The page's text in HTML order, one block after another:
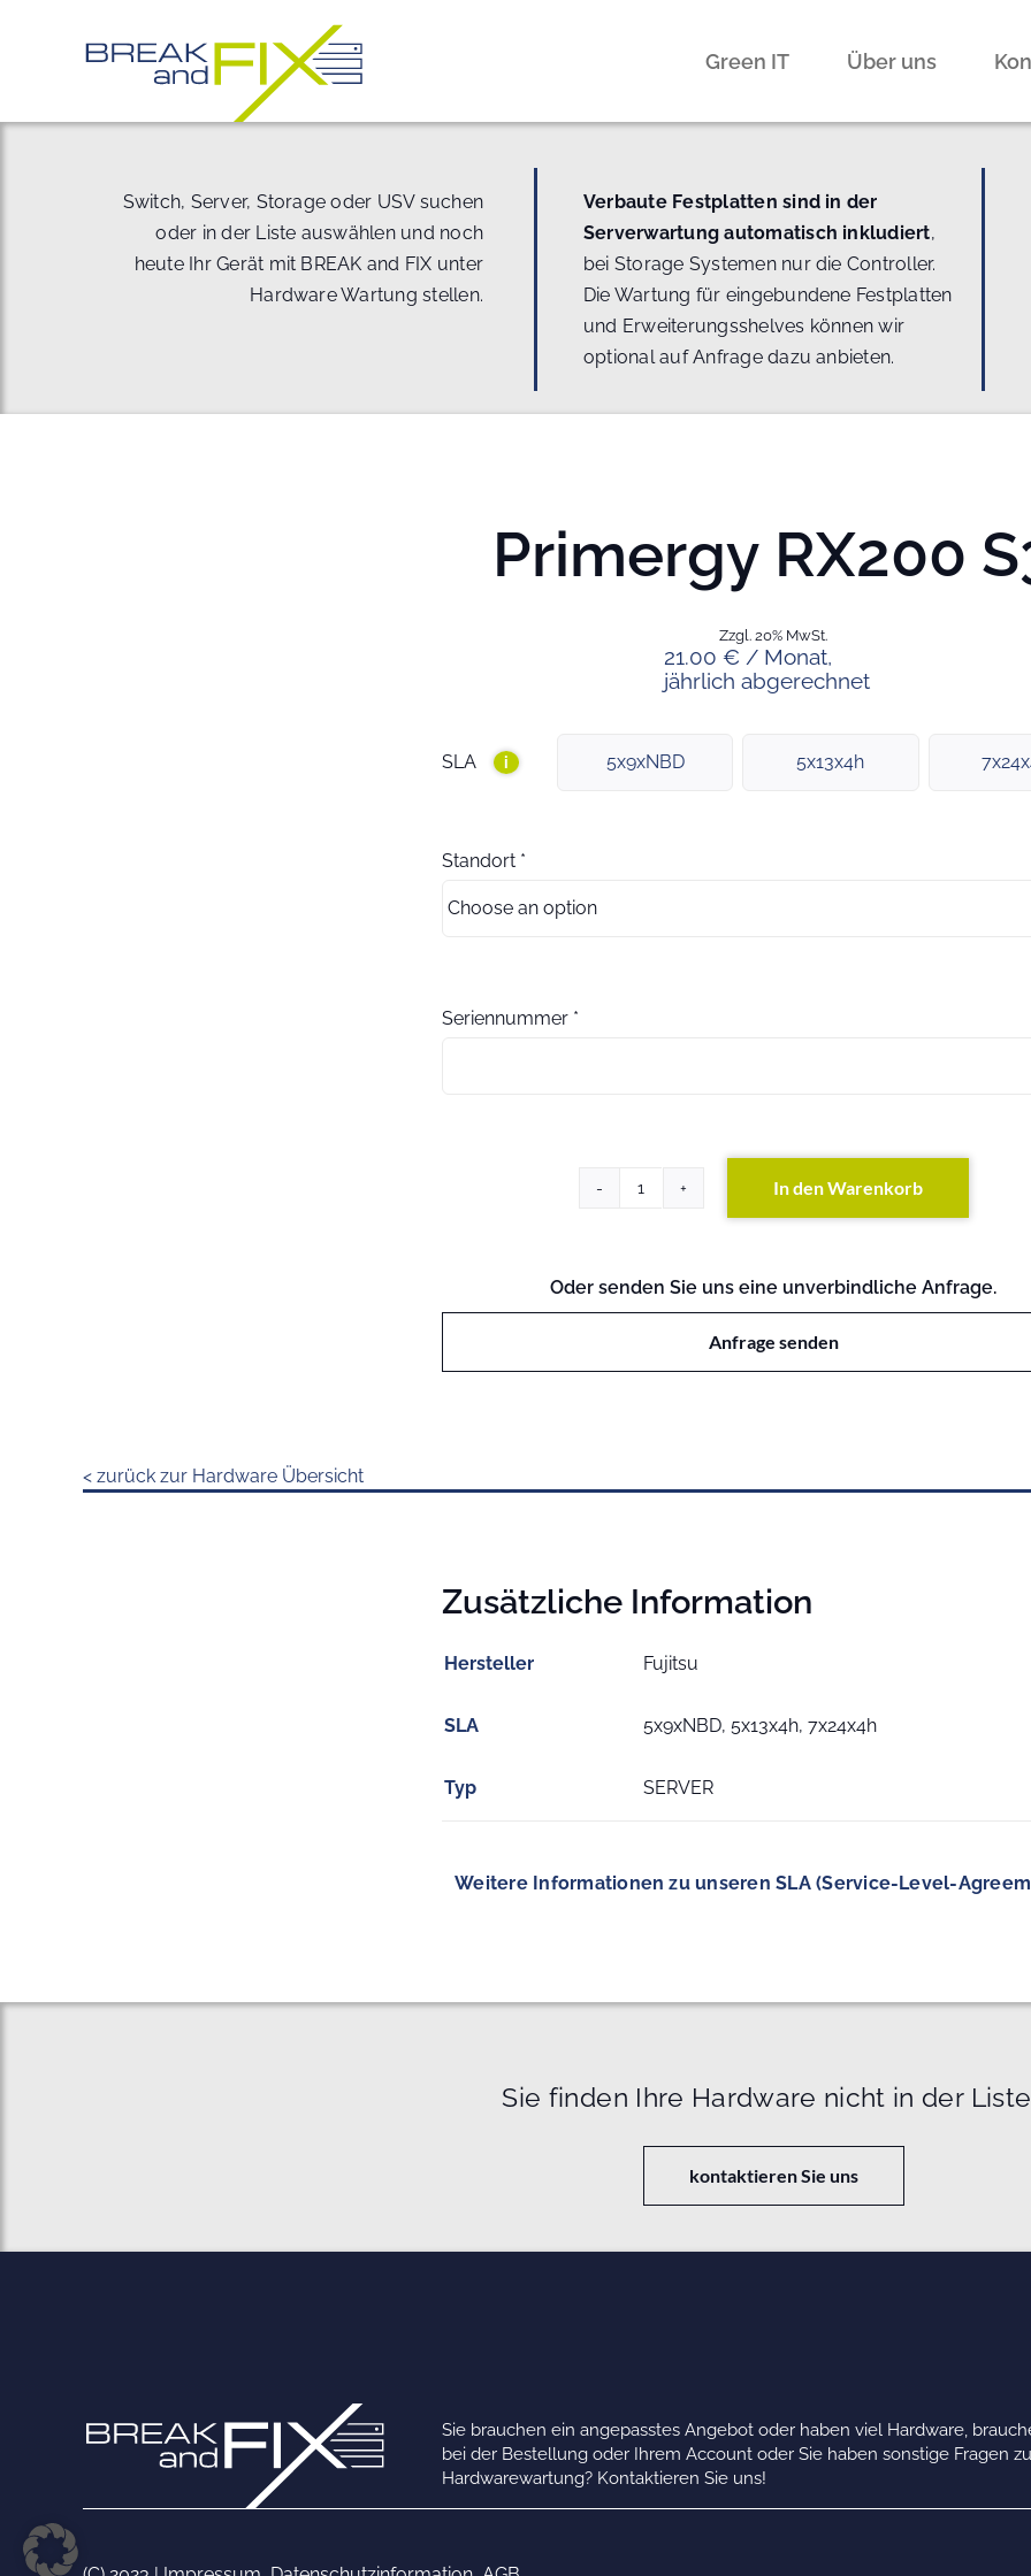
Green IT Über uns
Switch, Server, Storage oder USV suchen
oder in der Liste auswählen und noch
heute Ihr Gerät mit BREAK and FIX unter
Hardware Wartung stellen.
Verbaute Festplatten sind in der
Serverwartung automatisch inkludiert,
bei Storage Systemen nur die Controller.
Die Wartung für eingebundene Festplatten
und Erweiterungsshelves können wir
optional auf Anfrage dazu anbieten.
Primergy RX200
21.00 € / Monat,
jährlich abgerechnet
Zzgl. 20% MwSt.
SLA i 5x9xNBD 5x13x4h
Standort *
Seriennummer *
Primergy
In den Warenkorb
Oder senden Sie uns eine unverbindliche Anfrage.
Anfrage senden
< zurück zur Hardware Übersicht
Zusätzliche Information
Hersteller Fujitsu
SLA 5x9xNBD, 5x13x4h, 7x24x4h
Typ SERVER
Weitere Informationen zu unseren SLA (Service-Level-
Sie finden Ihre Hardware nicht in der
kontaktieren Sie uns
Sie brauchen ein angepasstes Angebot oder haben viel Hardware,
bei der Bestellung oder Ihrem Account oder Sie haben sonstige Fragen zu
Hardwarewartung? Kontaktieren Sie uns!